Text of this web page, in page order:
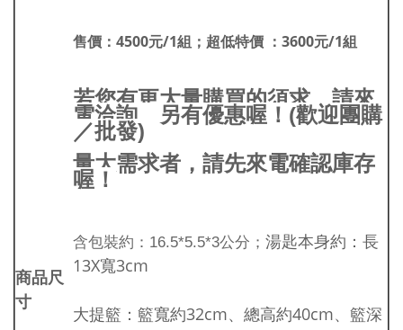
售價：4500元/1組；超低特價 ：3600元/1組
若您有更大量購買的須求，請來
電洽詢，另有優惠喔！(歡迎團購
／批發)
量大需求者，請先來電確認庫存
喔！
商品尺
寸
含包裝約：16.5*5.5*3公分； 湯匙本身約：長
13X寬3cm
大提籃：籃寬約32cm、總高約40cm、籃深